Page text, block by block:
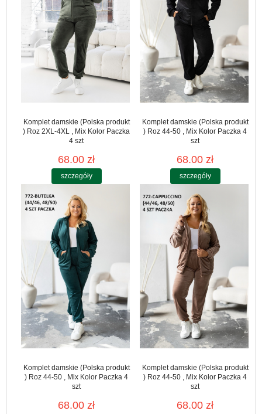
Komplet damskie (Polska produkt
) Roz 2XL-4XL , Mix Kolor Paczka
4 szt
68.00 zł
szczegóły
Komplet damskie (Polska produkt
) Roz 44-50 , Mix Kolor Paczka 4
szt
68.00 zł
szczegóły
Komplet damskie (Polska produkt
) Roz 44-50 , Mix Kolor Paczka 4
szt
68.00 zł
Komplet damskie (Polska produkt
) Roz 44-50 , Mix Kolor Paczka 4
szt
68.00 zł